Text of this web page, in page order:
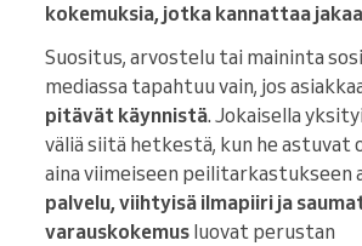
kokemuksia, jotka kannattaa
Suositus, arvostelu tai maininta
mediassa tapahtuu vain, jos
pitävät käynnistä. Jokaisella
väliä siitä hetkestä, kun he astuvat
aina viimeiseen peilitarkastukseen
palvelu, viihtyisä ilmapiiri ja
varauskokemus luovat perustan